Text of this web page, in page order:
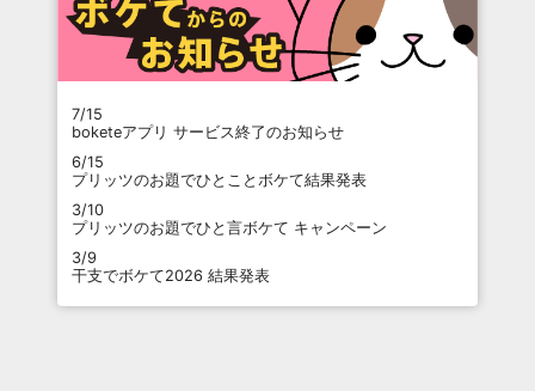
7/15
boketeアプリ サービス終了のお知らせ
6/15
プリッツのお題でひとことボケて結果発表
3/10
プリッツのお題でひと言ボケて キャンペーン
3/9
干支でボケて2026 結果発表